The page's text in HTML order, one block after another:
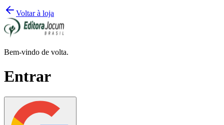
Voltar à loja
Bem-vindo de volta.
Entrar